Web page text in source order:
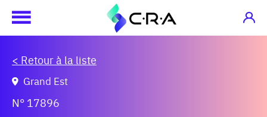
< Retour à la liste
N° 17896
Grand Est